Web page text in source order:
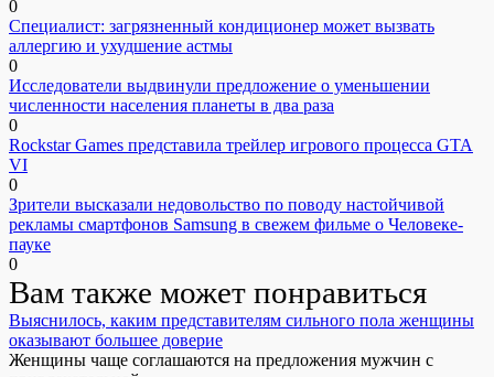
0
Специалист: загрязненный кондиционер может вызвать
аллергию и ухудшение астмы
0
Исследователи выдвинули предложение о уменьшении
численности населения планеты в два раза
0
Rockstar Games представила трейлер игрового процесса GTA
VI
0
Зрители высказали недовольство по поводу настойчивой
рекламы смартфонов Samsung в свежем фильме о Человеке-
пауке
0
Вам также может понравиться
Выяснилось, каким представителям сильного пола женщины
оказывают большее доверие
Женщины чаще соглашаются на предложения мужчин с